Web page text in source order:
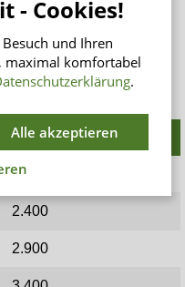
PREMIUM
Saugstärke ISO (ml)
2.000
2.400
2.900
- Cookies!
und Ihren
maximal komfortabel
.
Alle akzeptieren